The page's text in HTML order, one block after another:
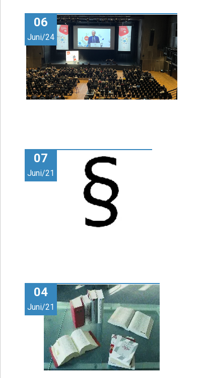
06
Juni/24
07
Juni/21
04
Juni/21